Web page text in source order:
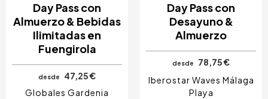
Day Pass con
Almuerzo & Bebidas
Ilimitadas en
Fuengirola
desde
47,25 €
Globales Gardenia
Day Pass con
Desayuno &
Almuerzo
desde
78,75 €
Iberostar Waves Málaga
Playa